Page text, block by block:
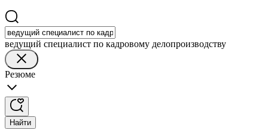
ведущий специалист по кадровому делопроизводству
Резюме
Найти